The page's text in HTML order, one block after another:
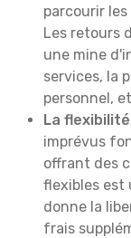
parcourir
Les retours
une mine
services, la
personnel,
La
imprévus
offrant des
flexibles est
donne la
frais